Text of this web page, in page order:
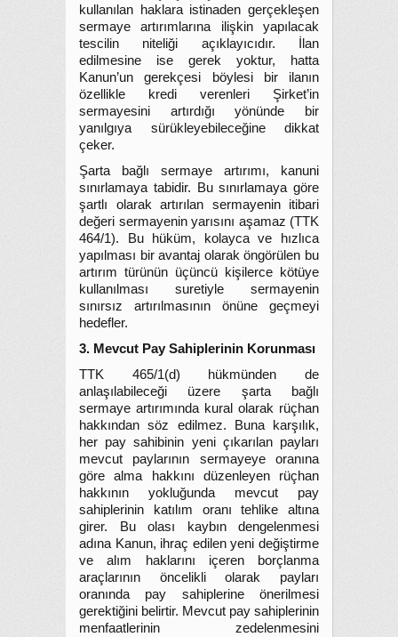
kullanılan haklara istinaden gerçekleşen
sermaye artırımlarına ilişkin yapılacak
tescilin niteliği açıklayıcıdır. İlan
edilmesine ise gerek yoktur, hatta
Kanun’un gerekçesi böylesi bir ilanın
özellikle kredi verenleri Şirket’in
sermayesini artırdığı yönünde bir
yanılgıya sürükleyebileceğine dikkat
çeker.
Şarta bağlı sermaye artırımı, kanuni
sınırlamaya tabidir. Bu sınırlamaya göre
şartlı olarak artırılan sermayenin itibari
değeri sermayenin yarısını aşamaz (TTK
464/1). Bu hüküm, kolayca ve hızlıca
yapılması bir avantaj olarak öngörülen bu
artırım türünün üçüncü kişilerce kötüye
kullanılması suretiyle sermayenin
sınırsız artırılmasının önüne geçmeyi
hedefler.
3. Mevcut Pay Sahiplerinin Korunması
TTK 465/1(d) hükmünden de
anlaşılabileceği üzere şarta bağlı
sermaye artırımında kural olarak rüçhan
hakkından söz edilmez. Buna karşılık,
her pay sahibinin yeni çıkarılan payları
mevcut paylarının sermayeye oranına
göre alma hakkını düzenleyen rüçhan
hakkının yokluğunda mevcut pay
sahiplerinin katılım oranı tehlike altına
girer. Bu olası kaybın dengelenmesi
adına Kanun, ihraç edilen yeni değiştirme
ve alım haklarını içeren borçlanma
araçlarının öncelikli olarak payları
oranında pay sahiplerine önerilmesi
gerektiğini belirtir. Mevcut pay sahiplerinin
menfaatlerinin zedelenmesini